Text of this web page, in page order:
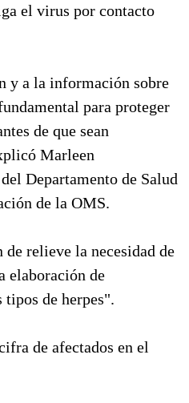
el virus por contacto
y a la información sobre
para proteger
de que sean
Marleen
Departamento de Salud
de la OMS.
de relieve la necesidad de
elaboración de
tipos de herpes".
de afectados en el